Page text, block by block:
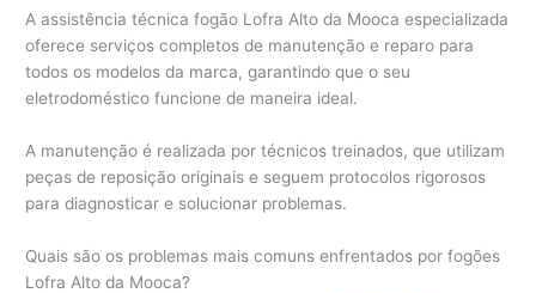
A assistência técnica fogão Lofra Alto da Mooca especializada
oferece serviços completos de manutenção e reparo para
todos os modelos da marca, garantindo que o seu
eletrodoméstico funcione de maneira ideal.
A manutenção é realizada por técnicos treinados, que utilizam
peças de reposição originais e seguem protocolos rigorosos
para diagnosticar e solucionar problemas.
Quais são os problemas mais comuns enfrentados por fogões
Lofra Alto da Mooca?